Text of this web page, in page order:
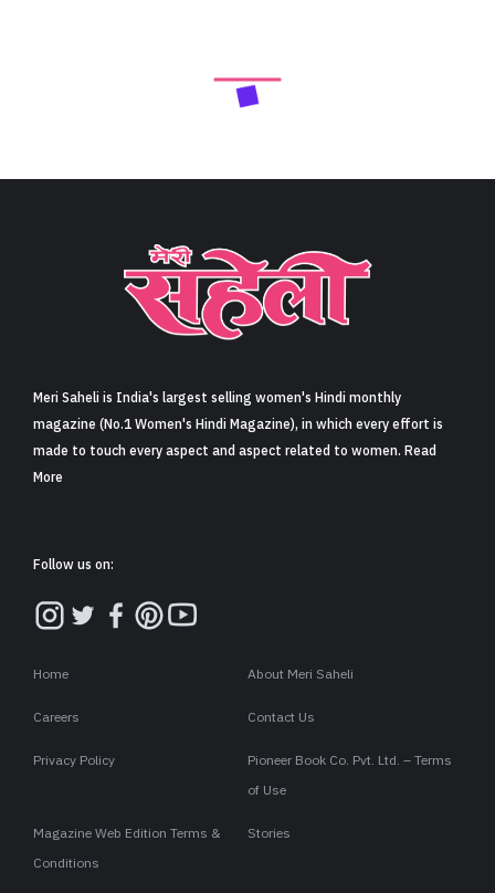
Meri Saheli is India's largest selling women's Hindi monthly
magazine (No.1 Women's Hindi Magazine), in which every effort is
made to touch every aspect and aspect related to women. Read
More
Follow us on:
Home About Meri Saheli
Careers Contact Us
Privacy Policy
Pioneer Book Co. Pvt. Ltd. – Terms
of Use
Magazine Web Edition Terms &
Conditions
Stories